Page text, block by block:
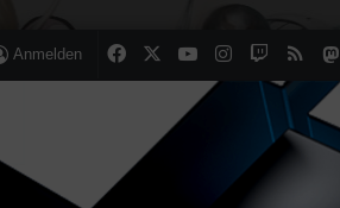
Artikel
Anmelden Facebook YouTubeInstagram
TwitchRSS